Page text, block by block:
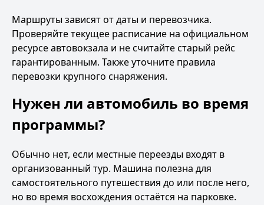
Маршруты зависят от даты и перевозчика.
Проверяйте текущее расписание на официальном
ресурсе автовокзала и не считайте старый рейс
гарантированным. Также уточните правила
перевозки крупного снаряжения.
Нужен ли автомобиль во время
программы?
Обычно нет, если местные переезды входят в
организованный тур. Машина полезна для
самостоятельного путешествия до или после него,
но во время восхождения остаётся на парковке.